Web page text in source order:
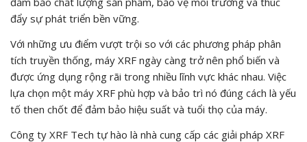
đẩy sự phát triển bền vững.
Với những ưu điểm vượt trội so với các phương pháp phân
tích truyền thống, máy XRF ngày càng trở nên phổ biến và
được ứng dụng rộng rãi trong nhiều lĩnh vực khác nhau. Việc
lựa chọn một máy XRF phù hợp và bảo trì nó đúng cách là yếu
tố then chốt để đảm bảo hiệu suất và tuổi thọ của máy.
Công ty XRF Tech tự hào là nhà cung cấp các giải pháp XRF